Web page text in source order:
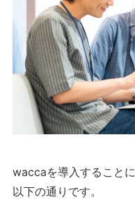
waccaを導入すること
以下の通りです。